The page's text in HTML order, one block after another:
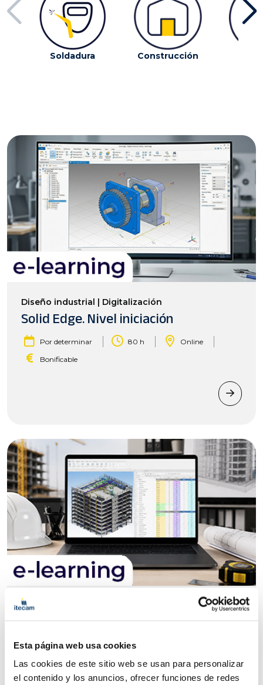
Esta página web usa cookies
Las cookies de este sitio web se usan para personalizar
el contenido y los anuncios, ofrecer funciones de redes
Soldadura Construcción
Diseño industrial | Digitalización
Solid Edge. Nivel iniciación
Por determinar | 80 h | Online |
Bonificable
Construcción
Curso PRESTO
Por determinar | 70 h
Bonificable